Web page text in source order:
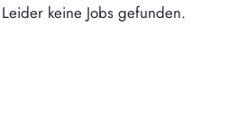
Leider keine Jobs gefunden.